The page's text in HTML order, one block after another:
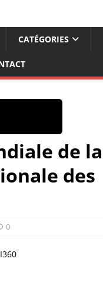
CATÉGORIES
de la
des
0